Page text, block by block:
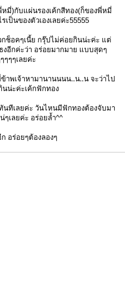
มี่)กับแผ่นรองเค้กสีทอง(ก็ของพี่หมี่
เป็นของตัวเองเลยค่ะ55555
ช็อคๆเนี้ย กรุ๊ปไม่ค่อยกินน่ะค่ะ แต่
อีกค่ะว่า อร่อยมากมาย แบบสุดๆ
ๆๆๆเลยค่ะ
าพเจ้าหามานานนนน..น..น จะว่าไป
นน่ะค่ะเค้กฟักทอง
นทีเลยค่ะ วันไหนมีฟักทองต้องจับมา
ๆเลยค่ะ อร่อยล้ำ^^
อร่อยๆต้องลองๆ